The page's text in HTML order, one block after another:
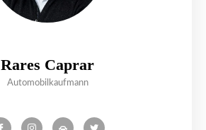
Rares Caprar
Automobilkaufmann